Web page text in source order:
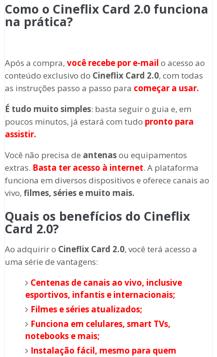
Como o Cineflix Card 2.0 funciona
na prática?
Após a compra, você recebe por e-mail o acesso ao
conteúdo exclusivo do Cineflix Card 2.0, com todas
as instruções passo a passo para começar a usar.
É tudo muito simples: basta seguir o guia e, em
poucos minutos, já estará com tudo pronto para
assistir.
Você não precisa de antenasou equipamentos
extras. Basta ter acesso à internet. A plataforma
funciona em diversos dispositivos e oferece canais ao
vivo, filmes, séries e muito mais.
Quais os benefícios do Cineflix
Card 2.0?
Ao adquirir o Cineflix Card 2.0, você terá acesso a
uma série de vantagens:
Centenas de canais ao vivo, inclusive
esportivos, infantis e internacionais;
Filmes e séries atualizados;
Funciona em celulares, smart TVs,
notebooks e mais;
Instalação fácil, mesmo para quem